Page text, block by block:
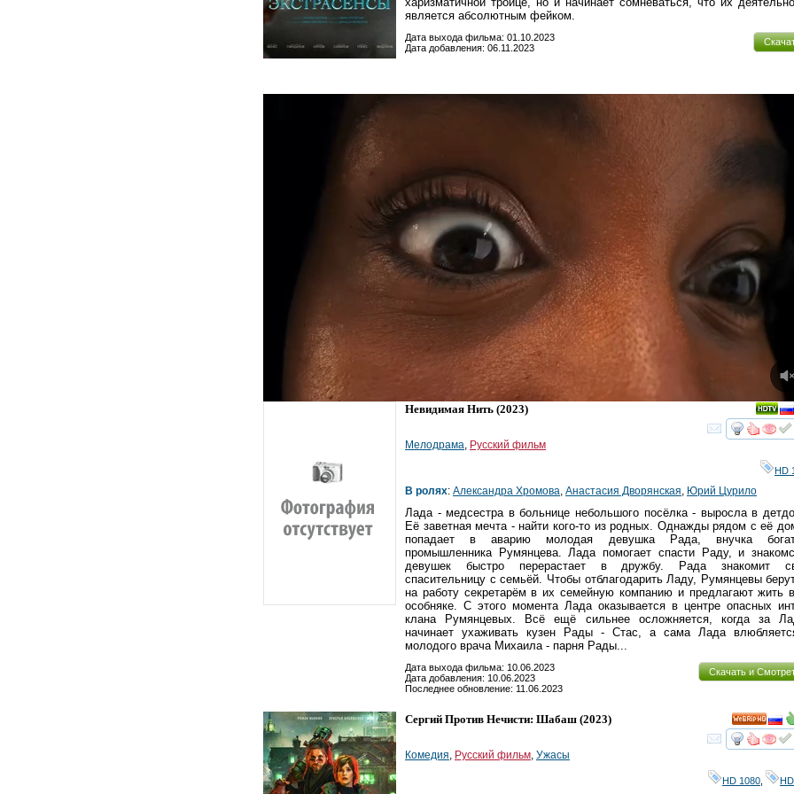
является абсолютным фейком.
Дата выхода фильма: 01.10.2023
Дата добавления: 06.11.2023
Невидимая Нить (2023)
Мелодрама, Русский фильм
HD
В ролях: Александра Хромова, Анастасия Дворянская, Юрий Цурило
Лада - медсестра в больнице небольшого посёлка - выросла в
Её заветная мечта - найти кого-то из родных. Однажды рядом с её
попадает в аварию молодая девушка Рада, внучка
промышленника Румянцева. Лада помогает спасти Раду, и
девушек быстро перерастает в дружбу. Рада знакомит
спасительницу с семьёй. Чтобы отблагодарить Ладу, Румянцевы
на работу секретарём в их семейную компанию и предлагают жить
особняке. С этого момента Лада оказывается в центре опасных
клана Румянцевых. Всё ещё сильнее осложняется, когда за
начинает ухаживать кузен Рады - Стас, а сама Лада
молодого врача Михаила - парня Рады...
Скачать и
Дата выхода фильма: 10.06.2023
Дата добавления: 10.06.2023
Последнее обновление: 11.06.2023
HD
Сергий Против Нечисти: Шабаш (2023)
Комедия Русский фильм Ужасы
HD 1080